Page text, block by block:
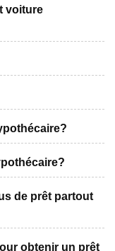
voiture
de prêt partout
obtenir un prêt